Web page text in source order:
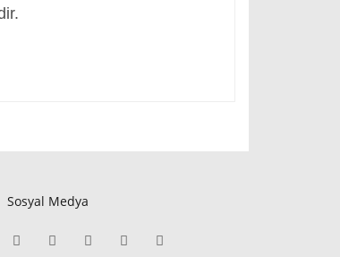
Sosyal Medya